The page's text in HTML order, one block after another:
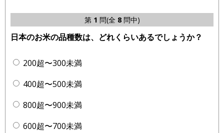
第 1 問(全 8問中)
日本のお米の品種数は、どれくらいあるでしょうか？
200超〜300未満
400超〜500未満
800超〜900未満
600超〜700未満